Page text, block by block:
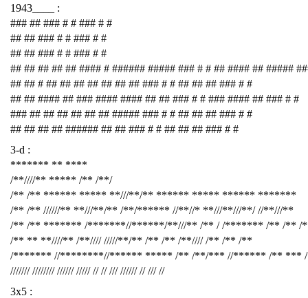
1943____ :
### ## ### # # ### # #
## ## ### # # ### # #
## ## ### # # ### # #
## ## ## ## ## #### # ###### ##### ### # # ## #### ## #####
## ## # ## ## ## ## ## ## ## ### # # ## ## ## ### # #
## ## #### ## ### #### #### ## ## ### # # ### #### ## ### # #
### ## ## ## ## ## ## ##### ### # # ## ## ## ### # #
## ## ## ## ###### ## ## ### # # ## ## ## ### # #
3-d :
******* ** ****
/**////** ***** /** /**/
/** /** ****** ***** **///**/** ****** ***** ****** *******
/** /** //////** **///**/** /**/****** //**//* **///**///**/ //**///**
/** /** ******* /*******//******/**///** /** / /******* /** /** /
/** ** **////** /**//// /////**/** /** /** /**//// /** /** /**
/******* //********//****** ***** /** /**/*** //****** /** ***
/////// //////// ////// ///// // // /// ////// // /// //
3x5 :